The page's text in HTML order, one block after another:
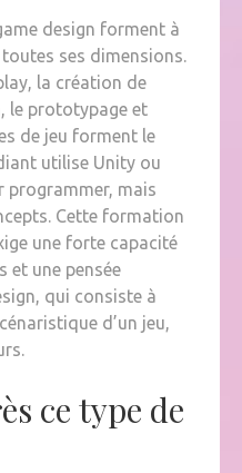
design forment à
ses dimensions.
la création de
le prototypage et
de jeu forment le
utilise Unity ou
programmer, mais
Cette formation
une forte capacité
et une pensée
qui consiste à
d’un jeu,
ce type de